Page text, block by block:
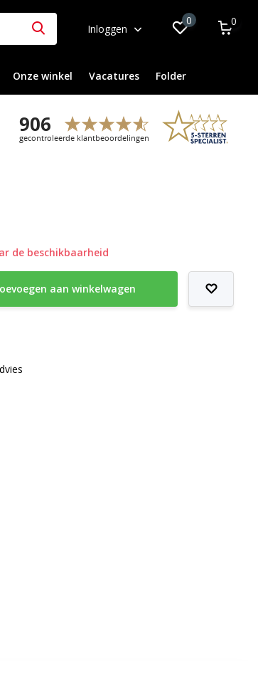
Inloggen
0 0
Onze winkel Vacatures Folder
de beschikbaarheid
aan winkelwagen